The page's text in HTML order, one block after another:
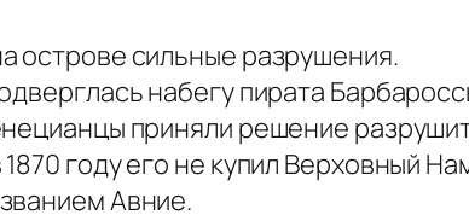
острове сильные разрушения.
набегу пирата
приняли решение
году его не купил Верховный
Авние.